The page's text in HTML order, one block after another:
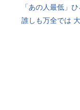
「あの人最低」
誰しも万全では